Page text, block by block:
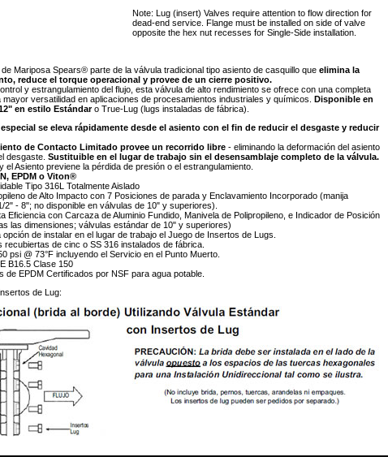
Note: Lug (insert) Valves require attention to flow direction for
dead-end service. Flange must be installed on side of valve
opposite the hex nut recesses for Single-Side installation.
Mariposa Spears® parte de la válvula tradicional tipo asiento de casquillo que elimina la
reduce el torque operacional y provee de un cierre positivo.
y estrangulamiento del flujo, esta válvula de alto rendimiento se ofrece con una completa
versatilidad en aplicaciones de procesamientos industriales y químicos. Disponible en
en estilo Estándaro True-Lug (lugs instaladas de fábrica).
se eleva rápidamente desde el asiento con el fin de reducir el desgaste y reducir
de Contacto Limitado provee un recorrido libre - eliminando la deformación del asiento
desgaste. Sustituible en el lugar de trabajo sin el desensamblaje completo de la válvula.
el Asiento previene la pérdida de presión o el estrangulamiento.
EPDM o Viton®
Tipo 316L Totalmente Aislado
de Alto Impacto con 7 Posiciones de parada y Enclavamiento Incorporado (manija
- 8"; no disponible en válvulas de 10" y superiores).
Eficiencia con Carcaza de Aluminio Fundido, Manivela de Polipropileno, e Indicador de Posición
las dimensiones; válvulas estándar de 10" y superiores)
de instalar en el lugar de trabajo el Juego de Insertos de Lugs.
recubiertas de cinc o SS 316 instalados de fábrica.
psi @ 73°F incluyendo el Servicio en el Punto Muerto.
B16.5 Clase 150
de EPDM Certificados por NSF para agua potable.
de Lug: